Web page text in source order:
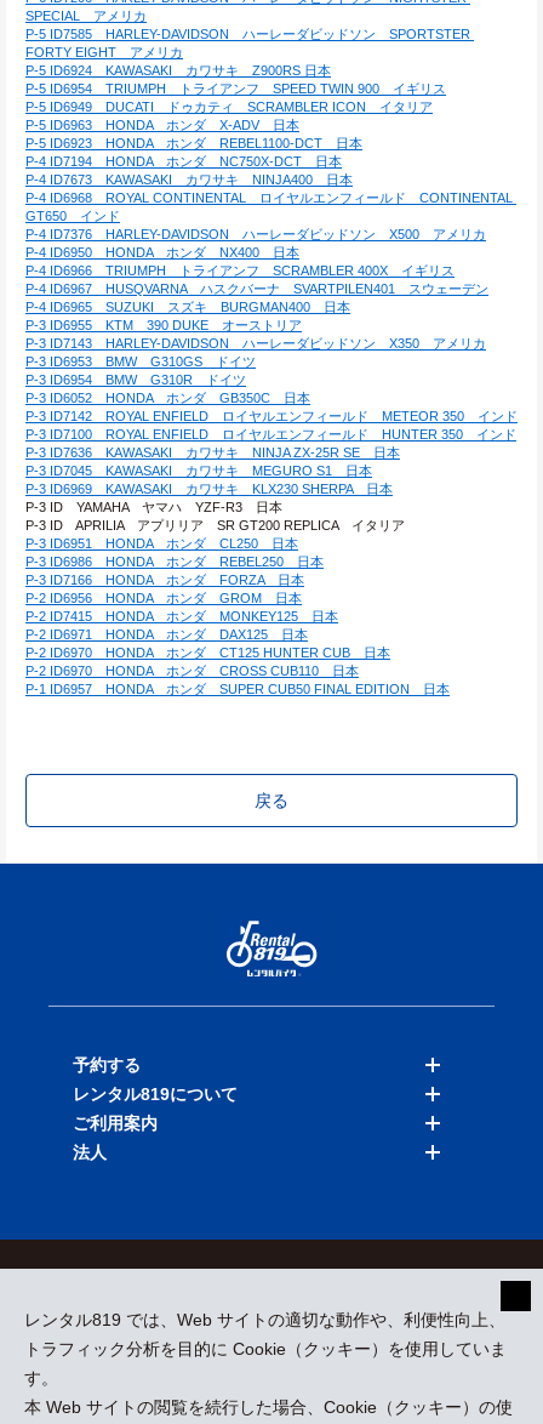
SPECIAL　アメリカ
P-5 ID7585　HARLEY-DAVIDSON　ハーレーダビッドソン　SPORTSTER
FORTY EIGHT　アメリカ
P-5 ID6924　KAWASAKI　カワサキ　Z900RS 日本
P-5 ID6954　TRIUMPH　トライアンフ　SPEED TWIN 900　イギリス
P-5 ID6949　DUCATI　ドゥカティ　SCRAMBLER ICON　イタリア
P-5 ID6963　HONDA　ホンダ　X-ADV　日本
P-5 ID6923　HONDA　ホンダ　REBEL1100-DCT　日本
P-4 ID7194　HONDA　ホンダ　NC750X-DCT　日本
P-4 ID7673　KAWASAKI　カワサキ　NINJA400　日本
P-4 ID6968　ROYAL CONTINENTAL　ロイヤルエンフィールド　CONTINENTAL
GT650　インド
P-4 ID7376　HARLEY-DAVIDSON　ハーレーダビッドソン　X500　アメリカ
P-4 ID6950　HONDA　ホンダ　NX400　日本
P-4 ID6966　TRIUMPH　トライアンフ　SCRAMBLER 400X　イギリス
P-4 ID6967　HUSQVARNA　ハスクバーナ　SVARTPILEN401　スウェーデン
P-4 ID6965　SUZUKI　スズキ　BURGMAN400　日本
P-3 ID6955　KTM　390 DUKE　オーストリア
P-3 ID7143　HARLEY-DAVIDSON　ハーレーダビッドソン　X350　アメリカ
P-3 ID6953　BMW　G310GS　ドイツ
P-3 ID6954　BMW　G310R　ドイツ
P-3 ID6052　HONDA　ホンダ　GB350C　日本
P-3 ID7142　ROYAL ENFIELD　ロイヤルエンフィールド　METEOR 350　インド
P-3 ID7100　ROYAL ENFIELD　ロイヤルエンフィールド　HUNTER 350　インド
P-3 ID7636　KAWASAKI　カワサキ　NINJA ZX-25R SE　日本
P-3 ID7045　KAWASAKI　カワサキ　MEGURO S1　日本
P-3 ID6969　KAWASAKI　カワサキ　KLX230 SHERPA　日本
P-3 ID　YAMAHA　ヤマハ　YZF-R3　日本
P-3 ID　APRILIA　アプリリア　SR GT200 REPLICA　イタリア
P-3 ID6951　HONDA　ホンダ　CL250　日本
P-3 ID6986　HONDA　ホンダ　REBEL250　日本
P-3 ID7166　HONDA　ホンダ　FORZA　日本
P-2 ID6956　HONDA　ホンダ　GROM　日本
P-2 ID7415　HONDA　ホンダ　MONKEY125　日本
P-2 ID6971　HONDA　ホンダ　DAX125　日本
P-2 ID6970　HONDA　ホンダ　CT125 HUNTER CUB　日本
P-2 ID6970　HONDA　ホンダ　CROSS CUB110　日本
P-1 ID6957　HONDA　ホンダ　SUPER CUB50 FINAL EDITION　日本
戻る
レンタル819 では、Web サイトの適切な動作や、利便性向上、
トラフィック分析を目的に Cookie（クッキー）を使用していま
す。
本 Web サイトの閲覧を続行した場合、Cookie（クッキー）の使
予約する
バイクを探す
店舗を探す
レンタル819について
料金表
ご利用案内
法人
採用情報
プレスリリース
kizuki Rental Service © All Rights Reserved.